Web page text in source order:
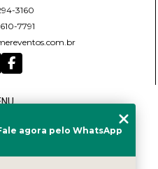
3160
7791
SOMOSagora pelo WhatsApp